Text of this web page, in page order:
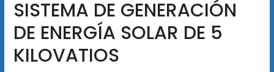
SISTEMA DE GENERACIÓN
DE ENERGÍA SOLAR DE 5
KILOVATIOS